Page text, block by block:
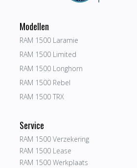
Modellen
RAM 1500 Laramie
RAM 1500 Limited
RAM 1500 Longhorn
RAM 1500 Rebel
RAM 1500 TRX
Service
RAM 1500 Verzekering
RAM 1500 Lease
RAM 1500 Werkplaats